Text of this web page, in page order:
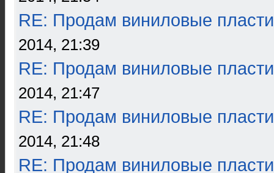
RE: Продам виниловые
2014, 21:39
RE: Продам виниловые
2014, 21:47
RE: Продам виниловые
2014, 21:48
RE: Продам виниловые